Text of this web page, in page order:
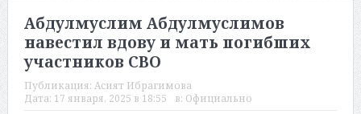
Абдулмуслим Абдулмуслимов
навестил вдову и мать погибших
участников СВО
Публикация: Асият Ибрагимова
Дата: 17 января, 2025 в 18:55 в: Официально